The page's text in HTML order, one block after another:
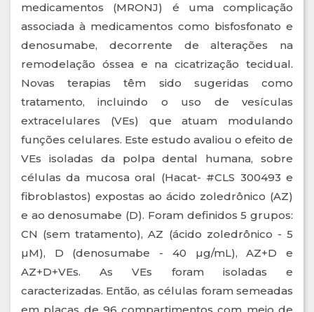
medicamentos (MRONJ) é uma complicação
associada à medicamentos como bisfosfonato e
denosumabe, decorrente de alterações na
remodelação óssea e na cicatrização tecidual.
Novas terapias têm sido sugeridas como
tratamento, incluindo o uso de vesículas
extracelulares (VEs) que atuam modulando
funções celulares. Este estudo avaliou o efeito de
VEs isoladas da polpa dental humana, sobre
células da mucosa oral (Hacat- #CLS 300493 e
fibroblastos) expostas ao ácido zoledrônico (AZ)
e ao denosumabe (D). Foram definidos 5 grupos:
CN (sem tratamento), AZ (ácido zoledrônico - 5
µM), D (denosumabe - 40 µg/mL), AZ+D e
AZ+D+VEs. As VEs foram isoladas e
caracterizadas. Então, as células foram semeadas